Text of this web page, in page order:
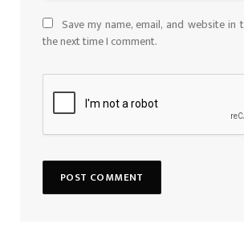
Save my name, email, and website
the next time I comment.